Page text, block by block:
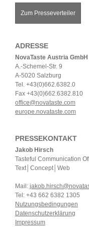
Zum Presseverteiler
ADRESSE
NovaTaste Austria GmbH
A.-Schemel-Str. 9
A-5020 Salzburg
Tel. +43(0)662.6382.0
Fax +43(0)662.6382.810
office@novataste.com
europe.novataste.com
PRESSEKONTAKT
Jakob Hirsch
Tasteful Communication
Text│Concept│Web
Mail:
Tel: +43 662 6382 1305
Nutzungsbedingungen
Datenschutzerklärung
Impressum